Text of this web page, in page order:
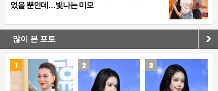
었을 뿐인데…빛나는 미모
많이 본 포토